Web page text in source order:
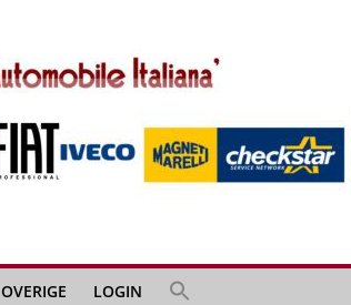
OVERIGE LOGIN